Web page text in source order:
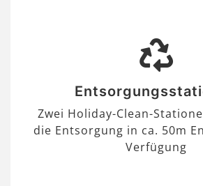
Zwei Holiday-Clean-
die Entsorgung in ca. 50m
Verfügung